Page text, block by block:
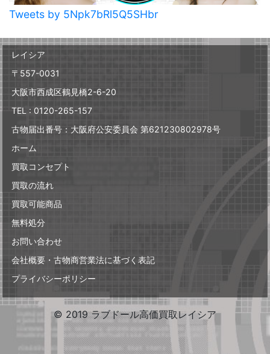
Tweets by 5Npk7bRl5Q5SHbr
レイシア
〒557-0031
大阪市西成区鶴見橋2-6-20
TEL : 0120-265-157
古物届出番号：大阪府公安委員会 第621230802978号
ホーム
買取コンセプト
買取の流れ
買取可能商品
無料処分
お問い合わせ
会社概要・古物商営業法に基づく表記
プライバシーポリシー
© 2019 ラブドール高価買取レイシア